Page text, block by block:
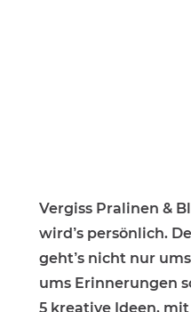
Vergiss Pralinen &
wird’s persönlich.
geht’s nicht nur
ums Erinnerungen
5 kreative Ideen,